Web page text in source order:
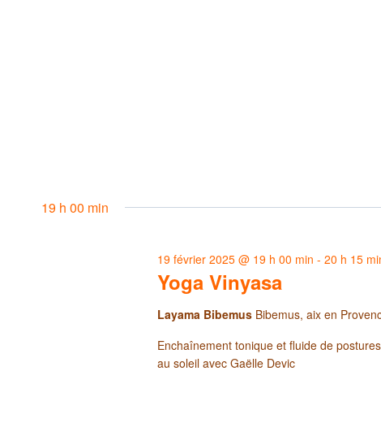
19 h 00 min
Yoga Vinyasa
19 février 2025 @ 19 h 00 min -20 h 15
Layama Bibemus Bibemus, aix en
Enchaînement tonique et fluide de
au soleil avec Gaëlle Devic